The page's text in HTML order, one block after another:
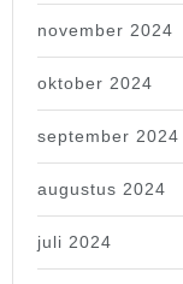
november 2024
oktober 2024
september 2024
augustus 2024
juli 2024